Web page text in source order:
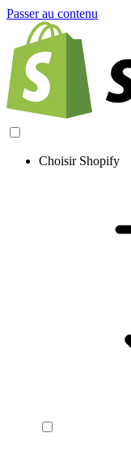
Passer au contenu
Choisir Shopify